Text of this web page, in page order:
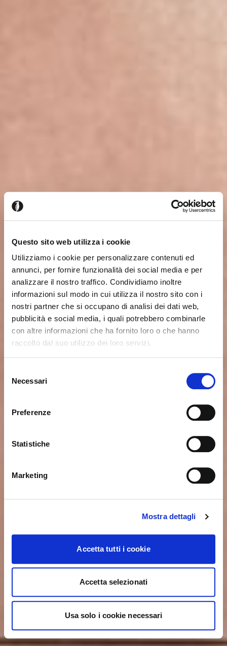
Questo sito web utilizza i cookie
Utilizziamo i cookie per personalizzare contenuti ed
annunci, per fornire funzionalità dei social media e per
analizzare il nostro traffico. Condividiamo inoltre
informazioni sul modo in cui utilizza il nostro sito con i
nostri partner che si occupano di analisi dei dati web,
pubblicità e social media, i quali potrebbero combinarle
con altre informazioni che ha fornito loro o che hanno
raccolto dal suo utilizzo dei loro servizi.
delNecessari
Preferenze
Statistiche
Marketing
Mostra dettagli
Accetta tutti i cookie
Accetta selezionati
Usa solo i cookie necessari
Parece que estás navegando Cerrar
para España. ¿Deseas cambiar al sitio en Estados